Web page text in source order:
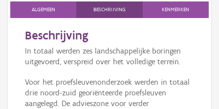
HergebruikALGEMEEN BESCHRIJVING KENMERKEN
Beschrijving
In totaal werden zes landschappelijke boringen
uitgevoerd, verspreid over het volledige terrein.
Voor het proefsleuvenonderzoek werden in totaal
drie noord-zuid georiënteerde proefsleuven
aangelegd. De advieszone voor verder